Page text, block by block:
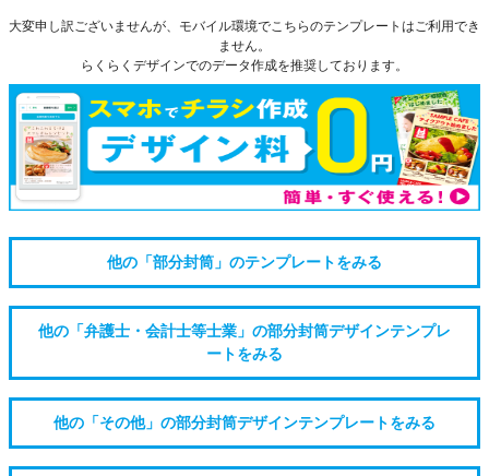
大変申し訳ございませんが、モバイル環境でこちらのテンプレートはご利用でき
ません。
らくらくデザインでのデータ作成を推奨しております。
他の「部分封筒」のテンプレートをみる
他の「弁護士・会計士等士業」の部分封筒デザインテンプレ
ートをみる
他の「その他」の部分封筒デザインテンプレートをみる